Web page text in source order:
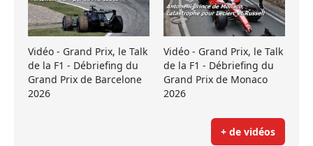
Vidéo - Grand Prix, le Talk
de la F1 - Débriefing du
Grand Prix de Barcelone
2026
Vidéo - Grand Prix, le Talk
de la F1 - Débriefing du
Grand Prix de Monaco
2026
+ de vidéos